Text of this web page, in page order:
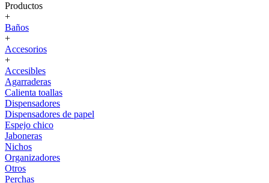
Productos
+
Baños
+
Accesorios
+
Accesibles
Agarraderas
Calienta toallas
Dispensadores
Dispensadores de papel
Espejo chico
Jaboneras
Nichos
Organizadores
Otros
Perchas